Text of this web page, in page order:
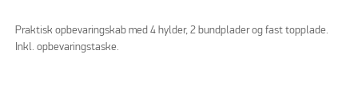
Praktisk opbevaringskab med 4 hylder, 2 bundplader og fast topplade.
Inkl. opbevaringstaske.